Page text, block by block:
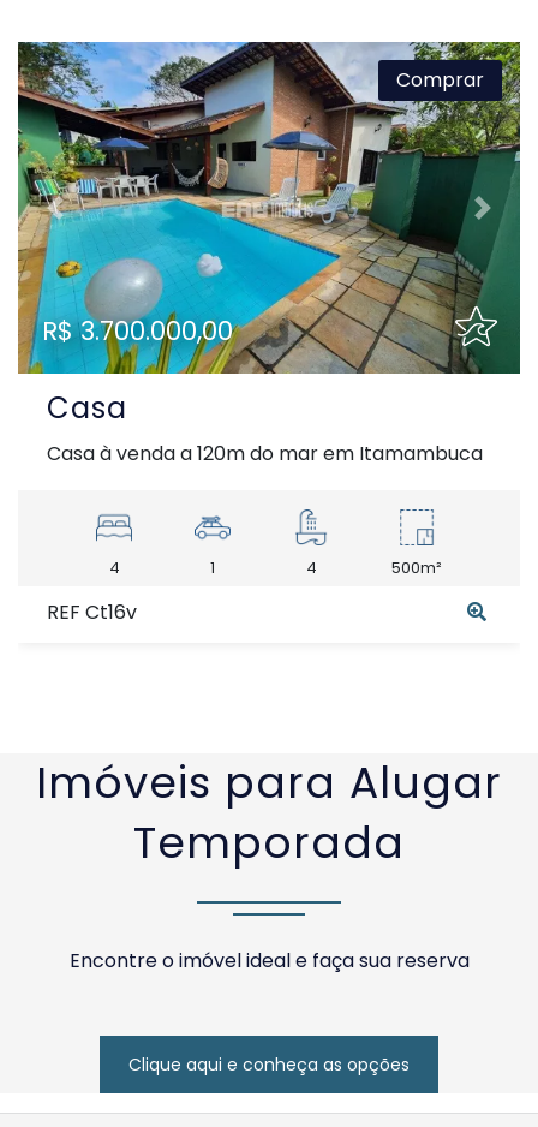
Previous Next
Comprar
R$ 3.700.000,00
Casa
Casa à venda a 120m do mar em Itamambuca
4 1 4 500m²
REF Ct16v
Imóveis para Alugar
Temporada
Encontre o imóvel ideal e faça sua reserva
Clique aqui e conheça as opções